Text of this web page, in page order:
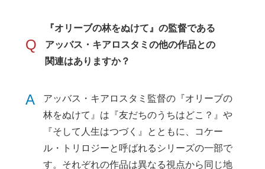
Q
『オリーブの林をぬけて』の監督である
アッバス・キアロスタミの他の作品との
関連はありますか？
A
アッバス・キアロスタミ監督の『オリーブの
林をぬけて』は『友だちのうちはどこ？』や
『そして人生はつづく』とともに、コケー
ル・トリロジーと呼ばれるシリーズの一部で
す。それぞれの作品は異なる視点から同じ地